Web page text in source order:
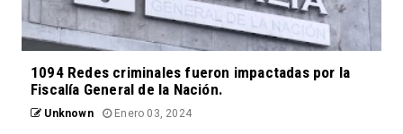
1094 Redes criminales fueron impactadas por la
Fiscalía General de la Nación.
Unknown Enero 03, 2024